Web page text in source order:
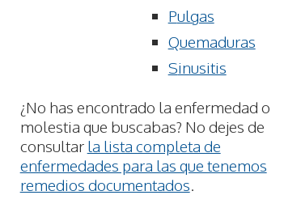
pulgas
quemaduras
sinusitis
¿No has encontrado la enfermedad o
molestia que buscabas? No dejes de
consultar la lista completa de
enfermedades para las que tenemos
remedios documentados